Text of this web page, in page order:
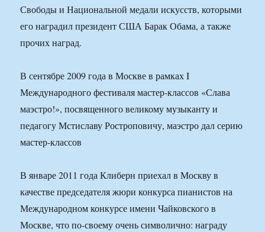
Свободы и Национальной медали искусств, которыми
его наградил президент США Барак Обама, а также
прочих наград.
В сентябре 2009 года в Москве в рамках I
Международного фестиваля мастер-классов «Слава
маэстро!», посвященного великому музыканту и
педагогу Мстиславу Ростроповичу, маэстро дал серию
мастер-классов
В январе 2011 года Клиберн приехал в Москву в
качестве председателя жюри конкурса пианистов на
Международном конкурсе имени Чайковского в
Москве, что по-своему очень символично: награду